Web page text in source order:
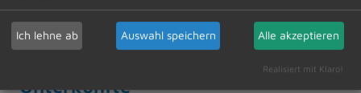
FKK Camping-Platz
Unterkünfte
Ich lehne ab Auswahl speichern Alle akzeptieren
Realisiert mit Klaro!